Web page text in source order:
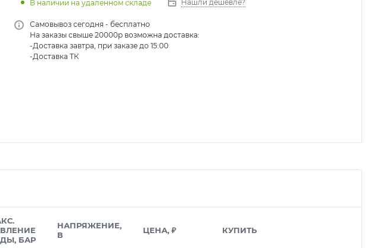
В наличии на удаленном складе Нашли дешевле?
Самовывоз сегодня - бесплатно
На заказы свыше 20000р возможна доставка:
-Доставка завтра, при заказе до 15:00
-Доставка ТК
БАР
НАПРЯЖЕНИЕ,
В
ЦЕНА, ₽ КУПИТЬ